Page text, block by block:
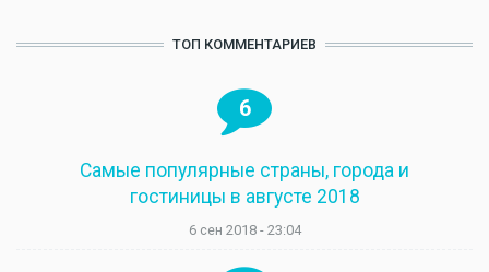
ТОП КОММЕНТАРИЕВ
6
Самые популярные страны, города и
гостиницы в августе 2018
6 сен 2018 - 23:04